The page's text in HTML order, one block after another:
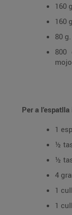
160
160
80
800
mojo
Per a
1
½
½
4
1
1